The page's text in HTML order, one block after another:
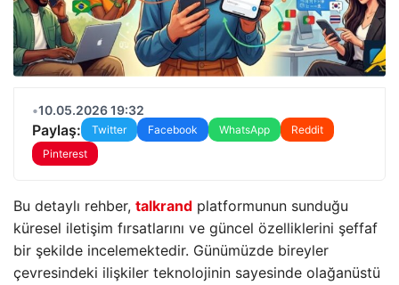
•10.05.2026 19:32
Paylaş: Twitter Facebook WhatsApp
Reddit
Pinterest
Bu detaylı rehber, talkrand platformunun sunduğu
küresel iletişim fırsatlarını ve güncel özelliklerini şeffaf
bir şekilde incelemektedir. Günümüzde bireyler
çevresindeki ilişkiler teknolojinin sayesinde olağanüstü